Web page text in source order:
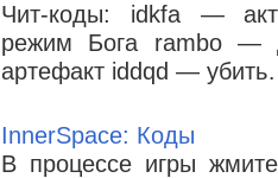
Чит-коды: idkfa —
режим Бога rambo —
артефакт iddqd —
InnerSpace: Коды
В процессе игры